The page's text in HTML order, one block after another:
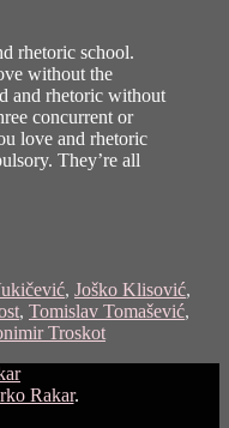
rhetoric school.
without the
and rhetoric without
concurrent or
love and rhetoric
They’re all
, Joško Klisović,
, Tomislav Tomašević,
Troskot
Rakar.